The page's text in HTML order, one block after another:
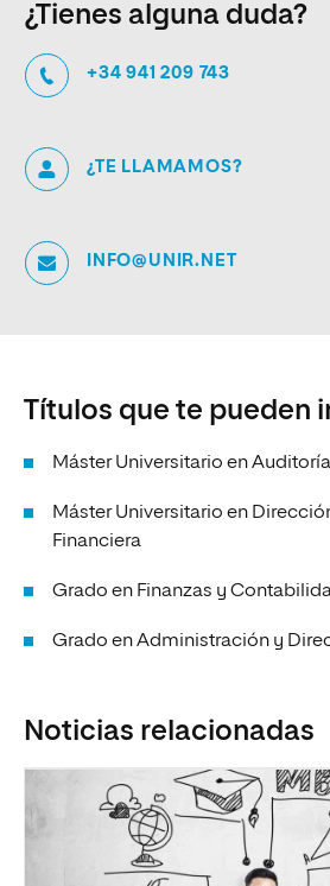
¿Tienes alguna duda?
+34 941 209 743
¿TE LLAMAMOS?
INFO@UNIR.NET
Títulos que te pueden
Máster Universitario en
Máster Universitario en
Financiera
Grado en Finanzas y
Grado en Administración y
Noticias relacionadas